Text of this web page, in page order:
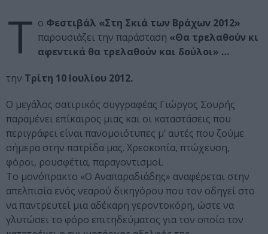
Τ ο Φεστιβάλ «Στη Σκιά των Βράχων 2012»
παρουσιάζει την παράσταση «Θα τρελαθούν κι
αφεντικά θα τρελαθούν και δούλοι» …
την Τρίτη 10 Ιουλίου 2012.
Ο μεγάλος σατιρικός συγγραφέας Γιώργος Σουρής
παραμένει επίκαιρος μιας και οι καταστάσεις που
περιγράφει είναι πανομοιότυπες μ’ αυτές που ζούμε
σήμερα στην πατρίδα μας. Χρεοκοπία, πτώχευση,
φόροι, ρουσφέτια, παραγοντισμοί.
Το μονόπρακτο «Ο Αναπαραδιάδης» αναφέρεται στην
απελπισία ενός νεαρού δικηγόρου που τον οδηγεί στο
να παντρευτεί μια αδέκαρη γεροντοκόρη, ώστε να
γλυτώσει το φόρο επιτηδεύματος για τον οποίο τον